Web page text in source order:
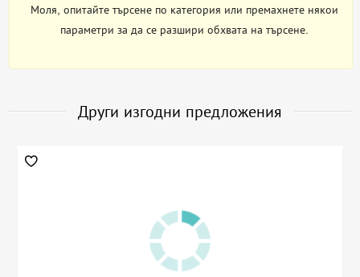
Моля, опитайте търсене по категория или премахнете някои
параметри за да се разшири обхвата на търсене.
Други изгодни предложения